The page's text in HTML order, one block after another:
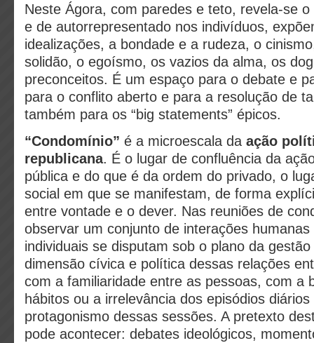
Neste Ágora, com paredes e teto, revela-se
e de autorrepresentado nos indivíduos,
idealizações, a bondade e a rudeza, o
solidão, o egoísmo, os vazios da alma, os
preconceitos. É um espaço para o debate e
para o conflito aberto e para a resolução de
também para os “big statements” épicos.
“Condomínio” é a microescala da ação
republicana. É o lugar de confluência da
pública e do que é da ordem do privado, o
social em que se manifestam, de forma
entre vontade e o dever. Nas reuniões de
observar um conjunto de interações
individuais se disputam sob o plano da
dimensão cívica e política dessas relações
com a familiaridade entre as pessoas, com a
hábitos ou a irrelevância dos episódios
protagonismo dessas sessões. A pretexto
pode acontecer: debates ideológicos,